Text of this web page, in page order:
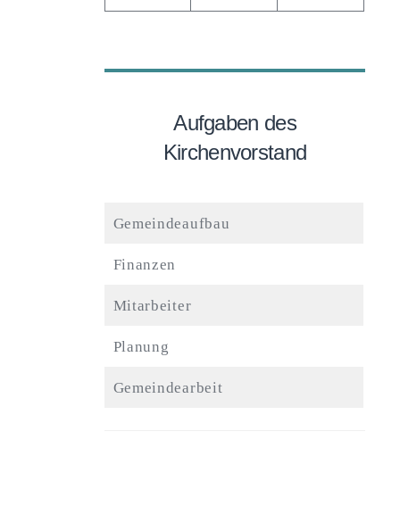
Aufgaben des
Kirchenvorstand
Gemeindeaufbau
Finanzen
Mitarbeiter
Planung
Gemeindearbeit